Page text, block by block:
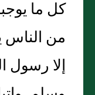
كل ما
من الناس
إلا رسول